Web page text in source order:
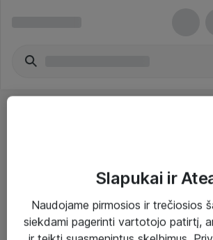
Paslaugos
Slapukai ir
Naudojame pirmosios ir trečiosios
siekdami pagerinti vartotojo patirtį,